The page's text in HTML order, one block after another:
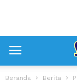
Beranda Berita